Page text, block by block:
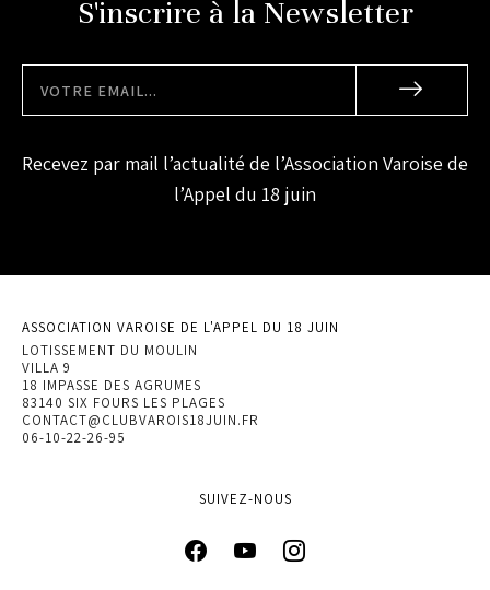
S'inscrire à la Newsletter
Recevez par mail l’actualité de l’Association Varoise de
l’Appel du 18 juin
ASSOCIATION VAROISE DE L'APPEL DU 18 JUIN
LOTISSEMENT DU MOULIN
VILLA 9
18 IMPASSE DES AGRUMES
83140 SIX FOURS LES PLAGES
CONTACT@CLUBVAROIS18JUIN.FR
06-10-22-26-95
SUIVEZ-NOUS